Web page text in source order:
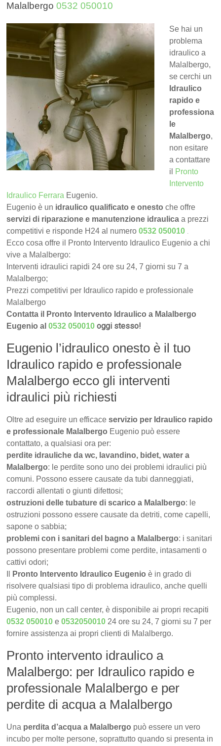
Malalbergo0532 050010
Se hai un
problema
idraulico a
Malalbergo,
se cerchi un
Idraulico
rapido e
professiona
le
Malalbergo,
non esitare
a contattare
il Pronto
Intervento
Idraulico Ferrara Eugenio.
Eugenio è un idraulico qualificato e onesto che offre
servizi di riparazione e manutenzione idraulica a prezzi
competitivi e risponde H24 al numero0532 050010 .
Ecco cosa offre il Pronto Intervento Idraulico Eugenio a chi
vive a Malalbergo:
Interventi idraulici rapidi 24 ore su 24, 7 giorni su 7 a
Malalbergo;
Prezzi competitivi per Idraulico rapido e professionale
Malalbergo
Contatta il Pronto Intervento Idraulico a Malalbergo
Eugenio al0532 050010 oggi stesso!
Eugenio l’idraulico onesto è il tuo
Idraulico rapido e professionale
Malalbergo ecco gli interventi
idraulici più richiesti
Oltre ad eseguire un efficaceservizio per Idraulico rapido
e professionale Malalbergo Eugenio può essere
contattato, a qualsiasi ora per:
perdite idrauliche da wc, lavandino, bidet, water a
Malalbergo: le perdite sono uno dei problemi idraulici più
comuni. Possono essere causate da tubi danneggiati,
raccordi allentati o giunti difettosi;
ostruzioni delle tubature di scarico a Malalbergo: le
ostruzioni possono essere causate da detriti, come capelli,
sapone o sabbia;
problemi con i sanitari del bagno a Malalbergo: i sanitari
possono presentare problemi come perdite, intasamenti o
cattivi odori;
Pronto Intervento Idraulico Eugenio è in grado di
risolvere qualsiasi tipo di problema idraulico, anche quelli
più complessi.
Eugenio, non un call center, è disponibile ai propri recapiti
0532 050010 e0532050010 24 ore su 24, 7 giorni su 7 per
fornire assistenza ai propri clienti di Malalbergo.
Pronto intervento idraulico a
Malalbergo: per Idraulico rapido e
professionale Malalbergo e per
perdite di acqua a Malalbergo
Una perdita d’acqua a Malalbergo può essere un vero
incubo per molte persone, soprattutto quando si presenta in